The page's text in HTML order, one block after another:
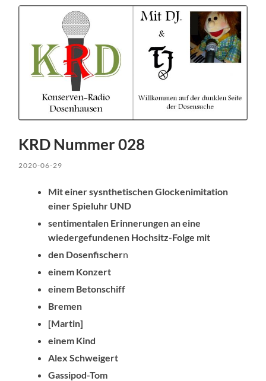
KRD Nummer 028
2020-06-29
Mit einer sysnthetischenGlockenimitation
einer Spieluhr UND
sentimentalen Erinnerungen an eine
wiedergefundenen Hochsitz-Folge mit
den Dosenfischern
einem Konzert
einem Betonschiff
Bremen
[Martin]
einem Kind
Alex Schweigert
Gassipod-Tom